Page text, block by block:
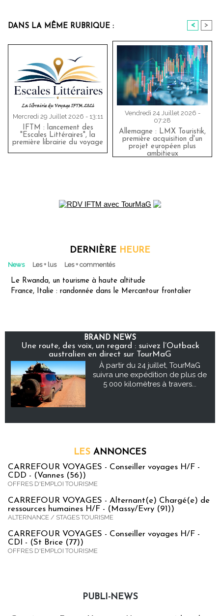
DANS LA MÊME RUBRIQUE : < >
Mercredi 29 Juillet 2026 - 13:11
IFTM : lancement des
"Escales Littéraires", la
première librairie du voyage
Vendredi 24 Juillet 2026 -
07:28
Allemagne : LMX Touristik,
première acquisition d'un
projet européen plus
ambitieux
DERNIÈRE HEURE
News Les + lus Les + commentés
Le Rwanda, un tourisme à haute altitude
France, Italie : randonnée dans le Mercantour frontalier
BRAND NEWS
Une route, des voix, un regard : suivez l’Outback
australien en direct sur TourMaG
À partir du 24 juillet, TourMaG
suivra une expédition de plus de
5 000 kilomètres à travers...
LES ANNONCES
CARREFOUR VOYAGES - Conseiller voyages H/F -
CDD - (Vannes (56))
OFFRES D'EMPLOI TOURISME
CARREFOUR VOYAGES - Alternant(e) Chargé(e) de
ressources humaines H/F - (Massy/Evry (91))
ALTERNANCE / STAGES TOURISME
CARREFOUR VOYAGES - Conseiller voyages H/F -
CDI - (St Brice (77))
OFFRES D'EMPLOI TOURISME
PUBLI-NEWS